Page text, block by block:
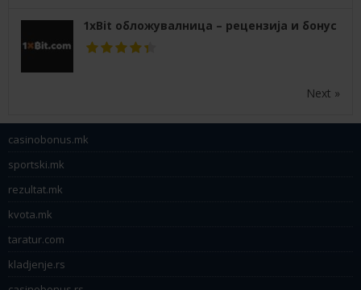
1xBit обложувалница – рецензија и бонус
Next »
casinobonus.mk
sportski.mk
rezultat.mk
kvota.mk
taratur.com
kladjenje.rs